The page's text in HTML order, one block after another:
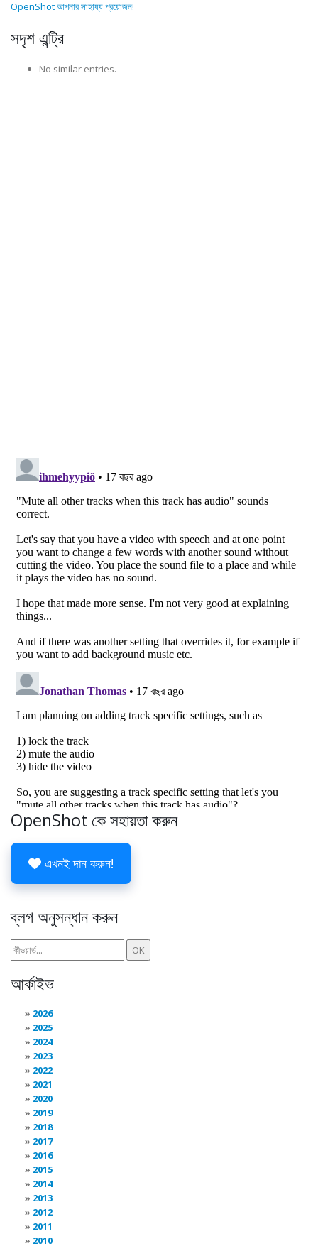
OpenShot আপনার সাহায্য প্রয়োজন!
সদৃশ এন্ট্রি
No similar entries.
OpenShot কে সহায়তা করুন
এখনই দান করুন!
ব্লগ অনুসন্ধান করুন
আর্কাইভ
2026
2025
2024
2023
2022
2021
2020
2019
2018
2017
2016
2015
2014
2013
2012
2011
2010